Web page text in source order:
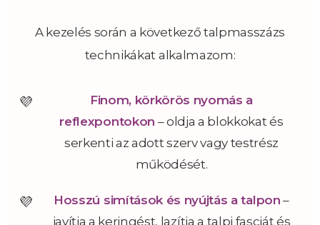
A kezelés során a következő talpmasszázs
technikákat alkalmazom:
Finom, körkörös nyomás a
reflexpontokon – oldja a blokkokat és
serkenti az adott szerv vagy testrész
működését.
Hosszú simítások és nyújtás a talpon –
javítja a keringést, lazítja a talpi fasciát és